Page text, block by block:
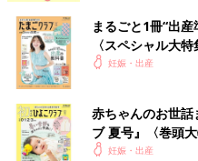
まるごと1冊“出産
〈スペシャル大
妊娠・出産
赤ちゃんのお世
ブ 夏号』〈巻頭
く！ おっぱい・
妊娠・出産